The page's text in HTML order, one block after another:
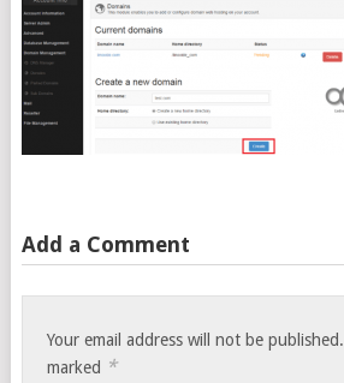
Add a Comment
Your email address will not be published.
marked *